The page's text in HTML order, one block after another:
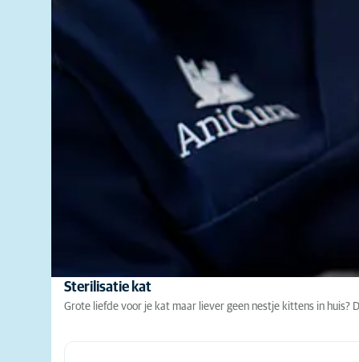
Sterilisatie kat
Grote liefde voor je kat maar liever geen nestje kittens in